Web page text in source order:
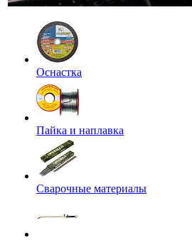
Оснастка
Пайка и наплавка
Сварочные материалы